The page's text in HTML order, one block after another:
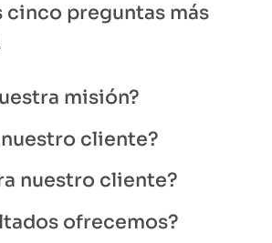
cinco preguntas más
misión?
cliente?
nuestro cliente?
ofrecemos?